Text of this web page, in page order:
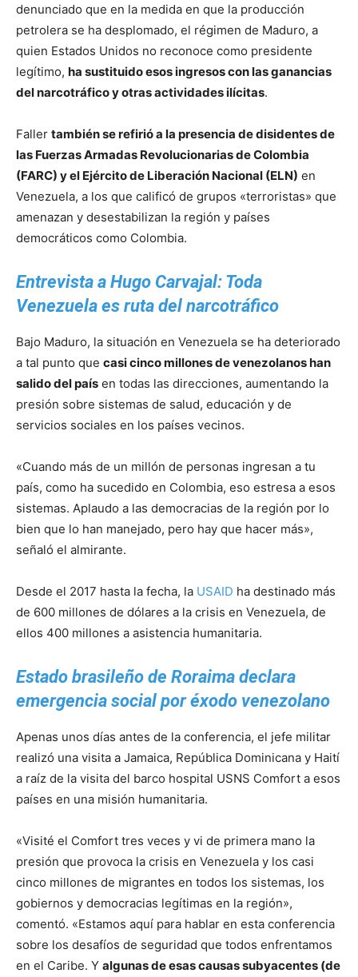
denunciado que en la medida en que la producción
petrolera se ha desplomado, el régimen de Maduro, a
quien Estados Unidos no reconoce como presidente
legítimo, ha sustituido esos ingresos con las ganancias
del narcotráfico y otras actividades ilícitas.
Faller también se refirió a la presencia de disidentes de
las Fuerzas Armadas Revolucionarias de Colombia
(FARC) y el Ejército de Liberación Nacional (ELN) en
Venezuela, a los que calificó de grupos «terroristas» que
amenazan y desestabilizan la región y países
democráticos como Colombia.
Entrevista a Hugo Carvajal: Toda
Venezuela es ruta del narcotráfico
Bajo Maduro, la situación en Venezuela se ha deteriorado
a tal punto que casi cinco millones de venezolanos han
salido del país en todas las direcciones, aumentando la
presión sobre sistemas de salud, educación y de
servicios sociales en los países vecinos.
«Cuando más de un millón de personas ingresan a tu
país, como ha sucedido en Colombia, eso estresa a esos
sistemas. Aplaudo a las democracias de la región por lo
bien que lo han manejado, pero hay que hacer más»,
señaló el almirante.
Desde el 2017 hasta la fecha, la USAID ha destinado más
de 600 millones de dólares a la crisis en Venezuela, de
ellos 400 millones a asistencia humanitaria.
Estado brasileño de Roraima declara
emergencia social por éxodo venezolano
Apenas unos días antes de la conferencia, el jefe militar
realizó una visita a Jamaica, República Dominicana y Haití
a raíz de la visita del barco hospital USNS Comfort a esos
países en una misión humanitaria.
«Visité el Comfort tres veces y vi de primera mano la
presión que provoca la crisis en Venezuela y los casi
cinco millones de migrantes en todos los sistemas, los
gobiernos y democracias legítimas en la región»,
comentó. «Estamos aquí para hablar en esta conferencia
sobre los desafíos de seguridad que todos enfrentamos
en el Caribe. Y algunas de esas causas subyacentes (de